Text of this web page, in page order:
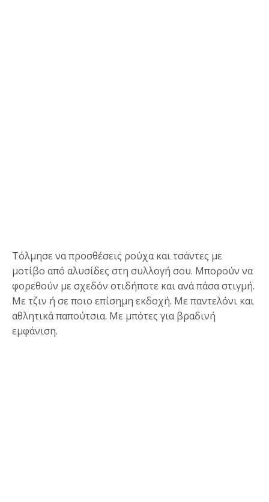
Τόλμησε να προσθέσεις ρούχα και τσάντες με
μοτίβο από αλυσίδες στη συλλογή σου. Μπορούν να
φορεθούν με σχεδόν οτιδήποτε και ανά πάσα στιγμή.
Με τζιν ή σε ποιο επίσημη εκδοχή. Με παντελόνι και
αθλητικά παπούτσια. Με μπότες για βραδινή
εμφάνιση.